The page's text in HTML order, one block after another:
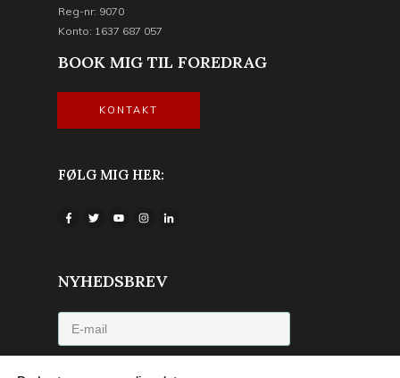
Reg-nr: 9070
Konto: 1637 687 057
BOOK MIG TIL FOREDRAG
KONTAKT
FØLG MIG HER:
NYHEDSBREV